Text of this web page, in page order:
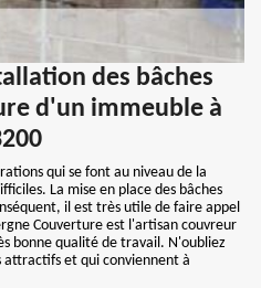
des bâches
d'un immeuble à
qui se font au niveau de la
La mise en place des bâches
il est très utile de faire appel
Couverture est l'artisan couvreur
bonne qualité de travail. N'oubliez
attractifs et qui conviennent à